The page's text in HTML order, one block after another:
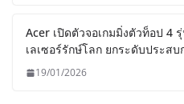
Acer เปิดตัวจอเกมมิ่งตัวท็อป 4
เลเซอร์รักษ์โลก ยกระดับประส
19/01/2026